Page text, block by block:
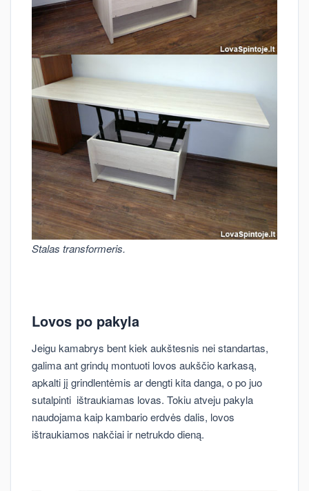
Stalas transformeris.
Lovos po pakyla
Jeigu kamabrys bent kiek aukštesnis nei standartas,
galima ant grindų montuoti lovos aukščio karkasą,
apkalti jį grindlentėmis ar dengti kita danga, o po juo
sutalpinti ištraukiamas lovas. Tokiu atveju pakyla
naudojama kaip kambario erdvės dalis, lovos
ištraukiamos nakčiai ir netrukdo dieną.